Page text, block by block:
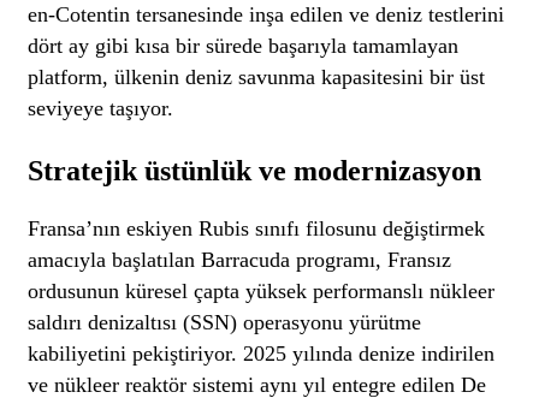
en-Cotentin tersanesinde inşa edilen ve deniz testlerini
dört ay gibi kısa bir sürede başarıyla tamamlayan
platform, ülkenin deniz savunma kapasitesini bir üst
seviyeye taşıyor.
Stratejik üstünlük ve modernizasyon
Fransa’nın eskiyen Rubis sınıfı filosunu değiştirmek
amacıyla başlatılan Barracuda programı, Fransız
ordusunun küresel çapta yüksek performanslı nükleer
saldırı denizaltısı (SSN) operasyonu yürütme
kabiliyetini pekiştiriyor. 2025 yılında denize indirilen
ve nükleer reaktör sistemi aynı yıl entegre edilen De